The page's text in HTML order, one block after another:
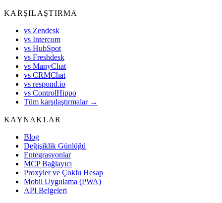
KARŞILAŞTIRMA
vs Zendesk
vs Intercom
vs HubSpot
vs Freshdesk
vs ManyChat
vs CRMChat
vs respond.io
vs ControlHippo
Tüm karşılaştırmalar →
KAYNAKLAR
Blog
Değişiklik Günlüğü
Entegrasyonlar
MCP Bağlayıcı
Proxyler ve Çoklu Hesap
Mobil Uygulama (PWA)
API Belgeleri